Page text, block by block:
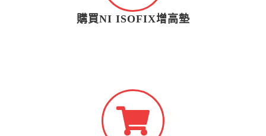
購買NI ISOFIX增高墊